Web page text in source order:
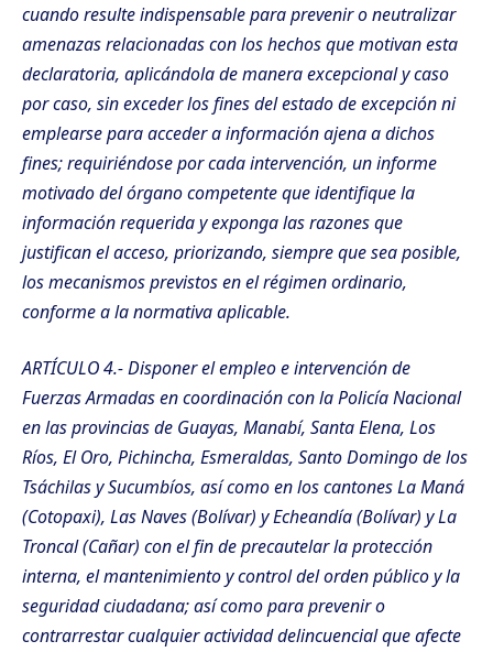
cuando resulte indispensable para prevenir o neutralizar
amenazas relacionadas con los hechos que motivan esta
declaratoria, aplicándola de manera excepcional y caso
por caso, sin exceder los fines del estado de excepción ni
emplearse para acceder a información ajena a dichos
fines; requiriéndose por cada intervención, un informe
motivado del órgano competente que identifique la
información requerida y exponga las razones que
justifican el acceso, priorizando, siempre que sea posible,
los mecanismos previstos en el régimen ordinario,
conforme a la normativa aplicable.
ARTÍCULO 4.- Disponer el empleo e intervención de
Fuerzas Armadas en coordinación con la Policía Nacional
en las provincias de Guayas, Manabí, Santa Elena, Los
Ríos, El Oro, Pichincha, Esmeraldas, Santo Domingo de los
Tsáchilas y Sucumbíos, así como en los cantones La Maná
(Cotopaxi), Las Naves (Bolívar) y Echeandía (Bolívar) y La
Troncal (Cañar) con el fin de precautelar la protección
interna, el mantenimiento y control del orden público y la
seguridad ciudadana; así como para prevenir o
contrarrestar cualquier actividad delincuencial que afecte